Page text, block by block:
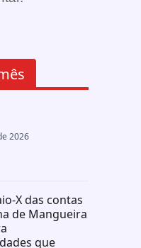
2026
X das contas
de Mangueira
que